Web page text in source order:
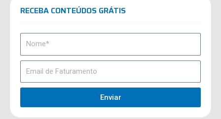
RECEBA CONTEÚDOS GRÁTIS
Enviar